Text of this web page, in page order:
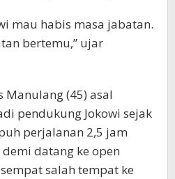
mau habis masa jabatan.
bertemu,” ujar
Manulang (45) asal
pendukung Jokowi sejak
perjalanan 2,5 jam
datang ke open
salah tempat ke